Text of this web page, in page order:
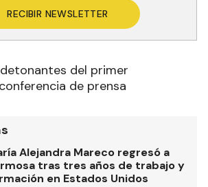
RECIBIR NEWSLETTER
del primer
de prensa
Alejandra Mareco regresó a
tras tres años de trabajo y
en Estados Unidos